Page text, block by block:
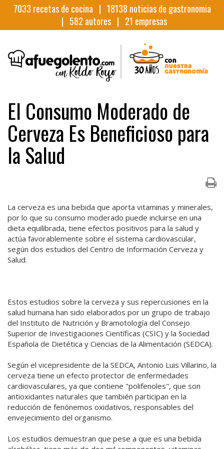
7033 recetas de cocina | 18138 noticias de gastronomia
| 582 autores | 21 empresas
El Consumo Moderado de
Cerveza Es Beneficioso para
la Salud
La cerveza es una bebida que aporta vitaminas y minerales,
por lo que su consumo moderado puede incluirse en una
dieta equilibrada, tiene efectos positivos para la salud y
actúa favorablemente sobre el sistema cardiovascular,
según dos estudios del Centro de Información Cerveza y
Salud.
Estos estudios sobre la cerveza y sus repercusiones en la
salud humana han sido elaborados por un grupo de trabajo
del Instituto de Nutrición y Bramotología del Consejo
Superior de Investigaciones Científicas (CSIC) y la Sociedad
Española de Dietética y Ciencias de la Alimentación (SEDCA).
Según el vicepresidente de la SEDCA, Antonio Luis Villarino, la
cerveza tiene un efecto protector de enfermedades
cardiovasculares, ya que contiene "polifenoles", que son
antioxidantes naturales que también participan en la
reducción de fenónemos oxidativos, responsables del
envejecimiento del organismo.
Los estudios demuestran que pese a que es una bebida